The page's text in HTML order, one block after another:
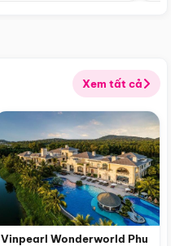
Xem tất cả
Vinpearl Wonderworld Phu